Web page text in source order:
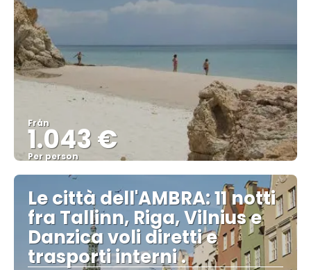
Från
1.043 €
Per person
Se
Le città dell'AMBRA: 11 notti
fra Tallinn, Riga, Vilnius e
Danzica voli diretti e
trasporti interni .